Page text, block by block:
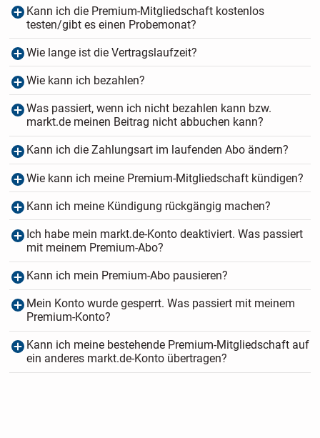
Kann ich die Premium-Mitgliedschaft kostenlos
testen/gibt es einen Probemonat?
Wie lange ist die Vertragslaufzeit?
Wie kann ich bezahlen?
Was passiert, wenn ich nicht bezahlen kann bzw.
markt.de meinen Beitrag nicht abbuchen kann?
Kann ich die Zahlungsart im laufenden Abo ändern?
Wie kann ich meine Premium-Mitgliedschaft kündigen?
Kann ich meine Kündigung rückgängig machen?
Ich habe mein markt.de-Konto deaktiviert. Was passiert
mit meinem Premium-Abo?
Kann ich mein Premium-Abo pausieren?
Mein Konto wurde gesperrt. Was passiert mit meinem
Premium-Konto?
Kann ich meine bestehende Premium-Mitgliedschaft auf
ein anderes markt.de-Konto übertragen?